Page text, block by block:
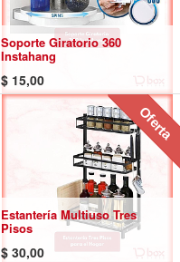
Soporte Giratorio 360
Instahang
$ 15,00
Oferta
Estantería Multiuso Tres
Pisos
$ 30,00